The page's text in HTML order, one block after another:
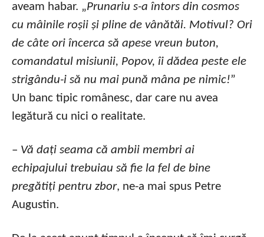
aveam habar. „Prunariu s-a întors din cosmos
cu mâinile roșii și pline de vânătăi. Motivul? Ori
de câte ori încerca să apese vreun buton,
comandatul misiunii, Popov, îi dădea peste ele
strigându-i să nu mai pună mâna pe nimic!”
Un banc tipic românesc, dar care nu avea
legătură cu nici o realitate.
– Vă dați seama că ambii membri ai
echipajului trebuiau să fie la fel de bine
pregătiți pentru zbor, ne-a mai spus Petre
Augustin.